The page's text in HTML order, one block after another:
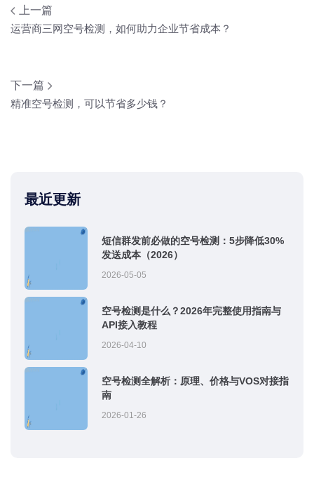
上一篇
运营商三网空号检测，如何助力企业节省成本？
下一篇
精准空号检测，可以节省多少钱？
最近更新
短信群发前必做的空号检测：5步降低30%
发送成本（2026）
2026-05-05
空号检测是什么？2026年完整使用指南与
API接入教程
2026-04-10
空号检测全解析：原理、价格与VOS对接指
南
2026-01-26